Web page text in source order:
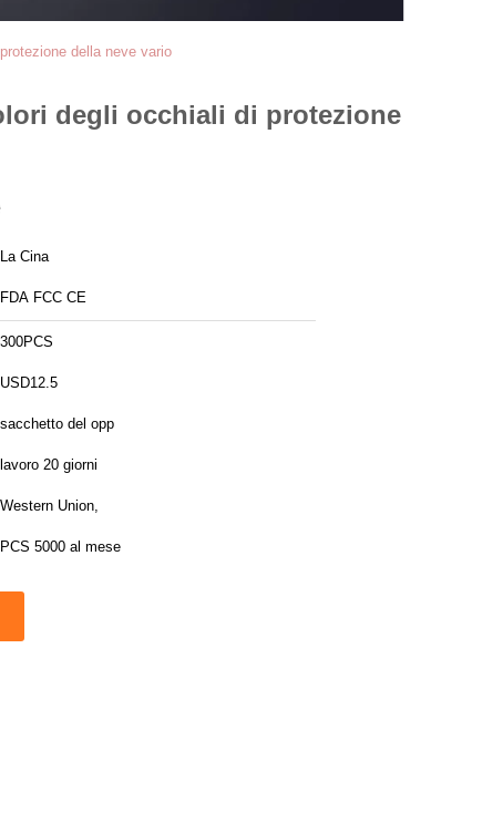
della neve vario
degli occhiali di protezione
La Cina
FDA FCC CE
300PCS
USD12.5
sacchetto del opp
lavoro 20 giorni
Western Union,
PCS 5000 al mese